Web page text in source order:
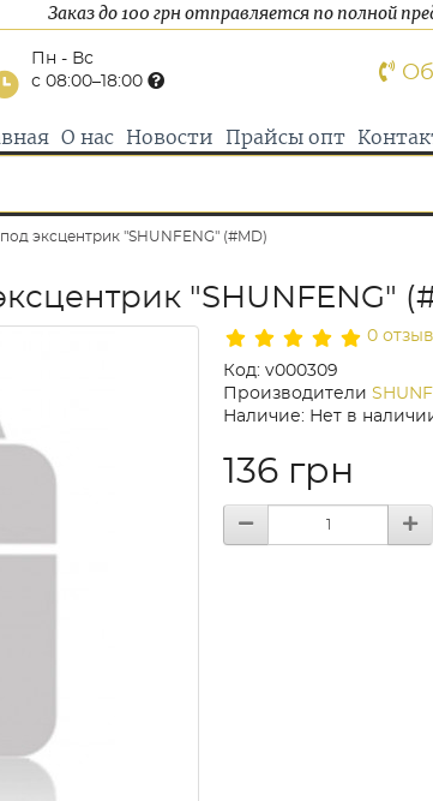
Заказ до 100 грн отправляется по полной
Пн - Вс
с 08:00–18:00
О нас Новости Прайсы опт
эксцентрик "SHUNFENG" (#MD)
"SHUNFENG"
0
Код: v000309
Производители
Наличие: Нет в
136 грн